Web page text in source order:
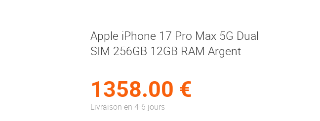
Apple iPhone 17 Pro Max 5G Dual
SIM 256GB 12GB RAM Argent
1358.00 €
Livraison en 4-6 jours